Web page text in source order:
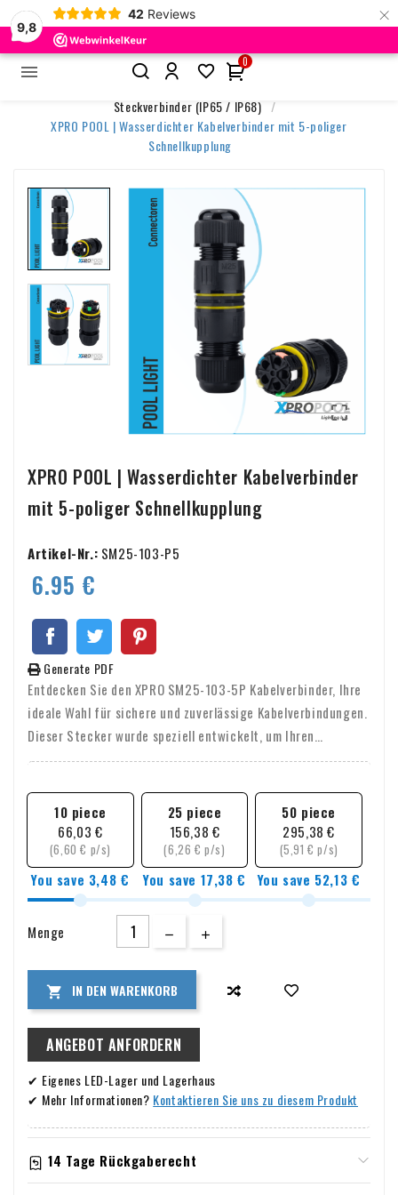
9,8
42 Reviews ×
 
0
Startseite
Zubehör & Steuerung
Steckverbinder (IP65 / IP68)
XPRO POOL | Wasserdichter Kabelverbinder mit 5-poliger
Schnellkupplung

XPRO POOL | Wasserdichter Kabelverbinder
mit 5-poliger Schnellkupplung
Artikel-Nr.: SM25-103-P5
6.95 €
Generate PDF
Entdecken Sie den XPRO SM25-103-5P Kabelverbinder, Ihre
ideale Wahl für sichere und zuverlässige Kabelverbindungen.
Dieser Stecker wurde speziell entwickelt, um Ihren
Installationsprozess zu vereinfachen und gleichzeitig
flammhemmenden Nylongehäuse und der Schutzklasse IP68
ist dieser Stecker absolut wasserdicht und hält auch den
härtesten Bedingungen stand. Egal, ob Sie in einem
feuchten Keller oder draußen im Regen arbeiten, dieser
Stecker hält Ihre Verbindungen bis zu einer Tiefe von 4
Metern sicher und trocken.
10 piece
66,03 €
(6,60 € p/s)
You save 3,48 €
25 piece
156,38 €
(6,26 € p/s)
You save 17,38 €
50 piece
295,38 €
(5,91 € p/s)
You save 52,13 €
Menge
 IN DEN WARENKORB
ANGEBOT ANFORDERN
✔ Eigenes LED-Lager und Lagerhaus
✔ Mehr Informationen? Kontaktieren Sie uns zu diesem Produkt
14 Tage Rückgaberecht
Informationen zu Garantie und Rückgabe